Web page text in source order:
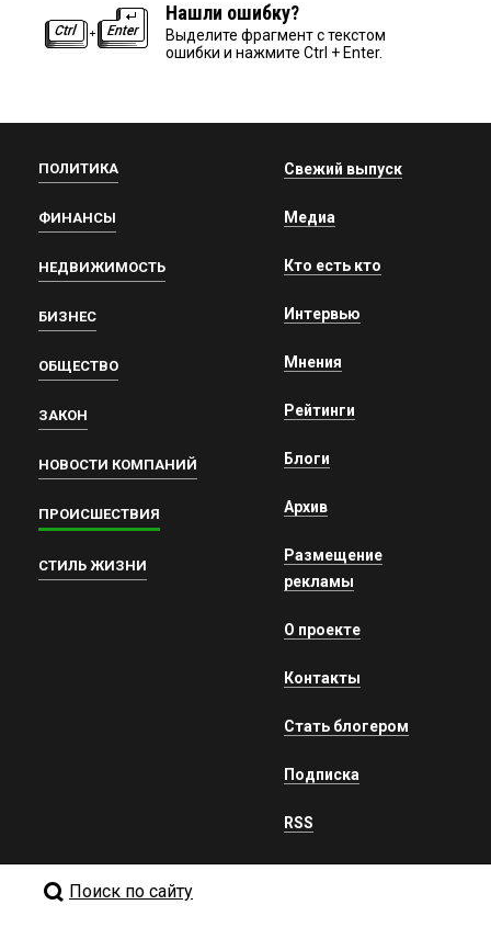
Нашли ошибку?
Выделите фрагмент с текстом
ошибки и нажмите Ctrl + Enter.
ПОЛИТИКА
ФИНАНСЫ
НЕДВИЖИМОСТЬ
БИЗНЕС
ОБЩЕСТВО
ЗАКОН
НОВОСТИ КОМПАНИЙ
ПРОИСШЕСТВИЯ
СТИЛЬ ЖИЗНИ
Свежий выпуск
Медиа
Кто есть кто
Интервью
Мнения
Рейтинги
Блоги
Архив
Размещение
рекламы
О проекте
Контакты
Стать блогером
Подписка
RSS
Поиск по сайту